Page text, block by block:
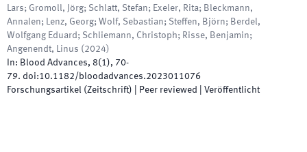
Lars; Gromoll, Jörg; Schlatt, Stefan; Exeler, Rita; Bleckmann,
Annalen; Lenz, Georg; Wolf, Sebastian; Steffen, Björn; Berdel,
Wolfgang Eduard; Schliemann, Christoph; Risse, Benjamin;
Angenendt, Linus ( 2024)
In: Blood Advances, 8(1), 70-
79. doi:10.1182/bloodadvances.2023011076
Forschungsartikel (Zeitschrift) | Peer reviewed Veröffentlicht